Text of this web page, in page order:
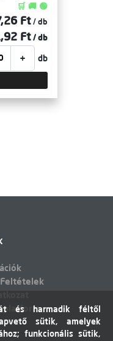
🛒 🚚 🟢
Ft / db
Ft / db
+ db
platform
és harmadik féltől
sütik, amelyek
funkcionális sütik,